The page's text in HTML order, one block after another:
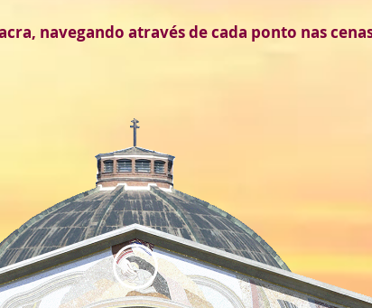
navegando através de cada ponto nas